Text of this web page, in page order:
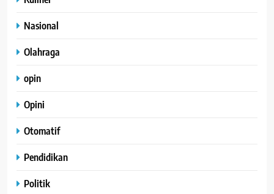
Nasional
Olahraga
opin
Opini
Otomatif
Pendidikan
Politik